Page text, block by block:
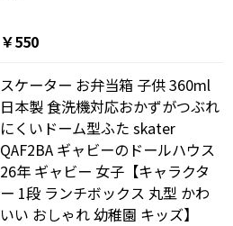
￥550
スケーター お弁当箱 子供 360ml
日本製 食洗機対応おかずがつぶれ
にくいドーム型ふた skater
QAF2BA ギャビーのドールハウス
26年 ギャビー 女子【キャラクタ
ー 1段 ランチボックス 丸型 かわ
いい おしゃれ 幼稚園 キッズ】